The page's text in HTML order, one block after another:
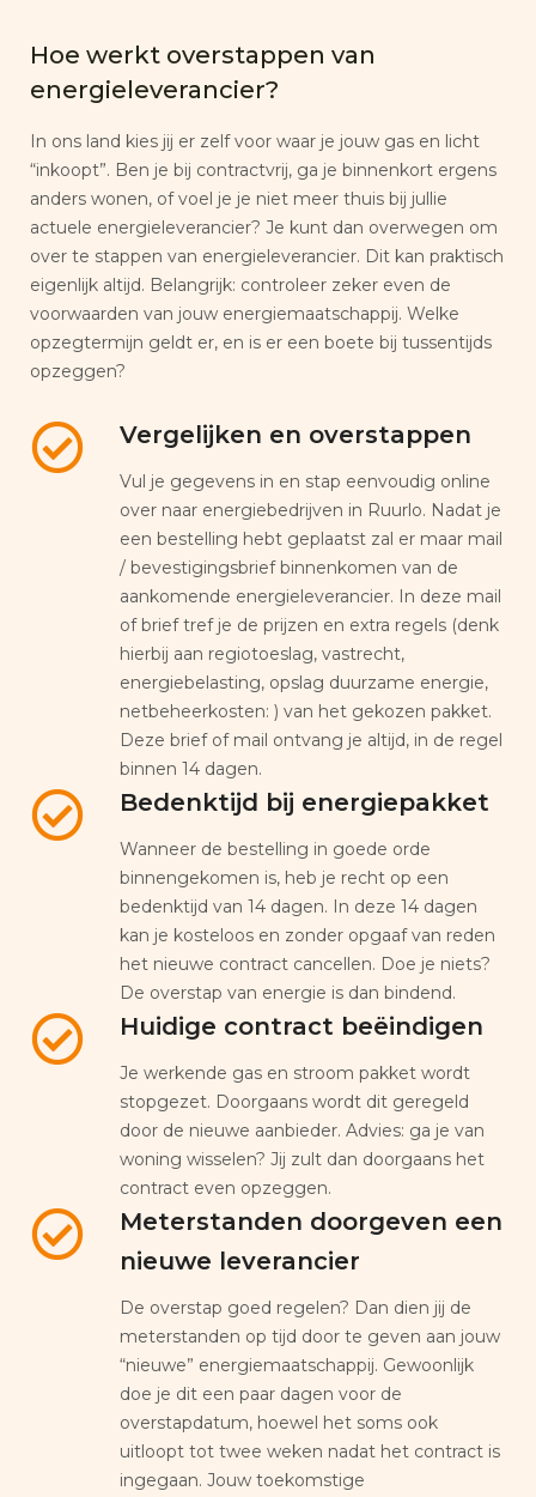
Hoe werkt overstappen van
energieleverancier?
In ons land kies jij er zelf voor waar je jouw gas en licht
“inkoopt”. Ben je bij contractvrij, ga je binnenkort ergens
anders wonen, of voel je je niet meer thuis bij jullie
actuele energieleverancier? Je kunt dan overwegen om
over te stappen van energieleverancier. Dit kan praktisch
eigenlijk altijd. Belangrijk: controleer zeker even de
voorwaarden van jouw energiemaatschappij. Welke
opzegtermijn geldt er, en is er een boete bij tussentijds
opzeggen?
Vergelijken en overstappen
Vul je gegevens in en stap eenvoudig online
over naar energiebedrijven in Ruurlo. Nadat je
een bestelling hebt geplaatst zal er maar mail
/ bevestigingsbrief binnenkomen van de
aankomende energieleverancier. In deze mail
of brief tref je de prijzen en extra regels (denk
hierbij aan regiotoeslag, vastrecht,
energiebelasting, opslag duurzame energie,
netbeheerkosten: ) van het gekozen pakket.
Deze brief of mail ontvang je altijd, in de regel
binnen 14 dagen.
Bedenktijd bij energiepakket
Wanneer de bestelling in goede orde
binnengekomen is, heb je recht op een
bedenktijd van 14 dagen. In deze 14 dagen
kan je kosteloos en zonder opgaaf van reden
het nieuwe contract cancellen. Doe je niets?
De overstap van energie is dan bindend.
Huidige contract beëindigen
Je werkende gas en stroom pakket wordt
stopgezet. Doorgaans wordt dit geregeld
door de nieuwe aanbieder. Advies: ga je van
woning wisselen? Jij zult dan doorgaans het
contract even opzeggen.
Meterstanden doorgeven een
nieuwe leverancier
De overstap goed regelen? Dan dien jij de
meterstanden op tijd door te geven aan jouw
“nieuwe” energiemaatschappij. Gewoonlijk
doe je dit een paar dagen voor de
overstapdatum, hoewel het soms ook
uitloopt tot twee weken nadat het contract is
ingegaan. Jouw toekomstige